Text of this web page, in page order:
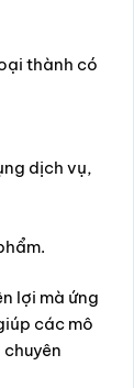
thành có
dịch vụ,
lợi mà ứng
các mô